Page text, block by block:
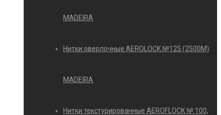
MADEIRA
Нитки оверлочные AEROLOCK №125 (2500М)
MADEIRA
Нитки текстурированные AEROFLOCK № 100,